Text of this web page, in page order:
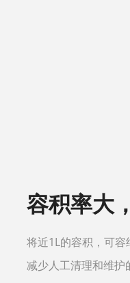
容积率大
将近1L的容积，可容
减少人工清理和维护